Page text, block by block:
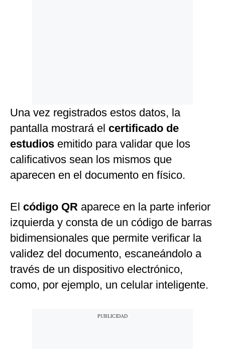
Una vez registrados estos datos, la
pantalla mostrará el certificado de
estudios emitido para validar que los
calificativos sean los mismos que
aparecen en el documento en físico.
El código QR aparece en la parte inferior
izquierda y consta de un código de barras
bidimensionales que permite verificar la
validez del documento, escaneándolo a
través de un dispositivo electrónico,
como, por ejemplo, un celular inteligente.